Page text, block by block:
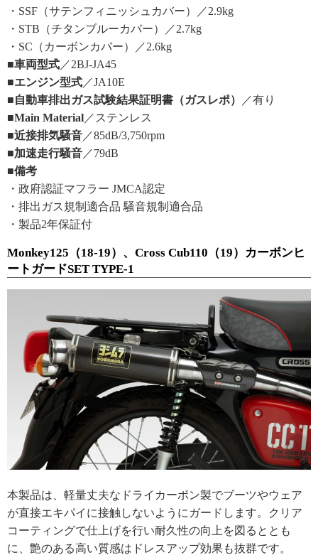
・SSF（サテンフィニッシュカバー）／2.9kg
・STB（チタンブルーカバー）／2.7kg
・SC（カーボンカバー）／2.6kg
■車両型式 ／2BJ-JA45
■エンジン型式 ／JA10E
■自動車排出ガス試験結果証明書（ガスレポ）
／有り
■Main Material ／ステンレス
■近接排気騒音 ／85dB/3,750rpm
■加速走行騒音 ／79dB
■備考
・政府認証マフラー JMCA認定
・排出ガス規制適合品 騒音規制適合品
・製品2年保証付
Monkey125（18-19）、Cross Cub110（19）カーボンヒ
ートガードSET TYPE-1
本製品は、軽量丈夫なドライカーボン製でブーツやウェア
が直接エキパイに接触しないようにガードします。クリア
コーティングで仕上げを行い耐久性の向上を図るととも
に、艶のある高い質感はドレスアップ効果も抜群です。